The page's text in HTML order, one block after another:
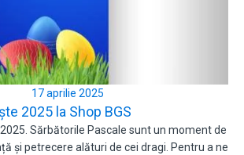
17 aprilie 2025
2025 la Shop BGS
Sărbătorile Pascale sunt un moment de
și petrecere alături de cei dragi. Pentru a ne